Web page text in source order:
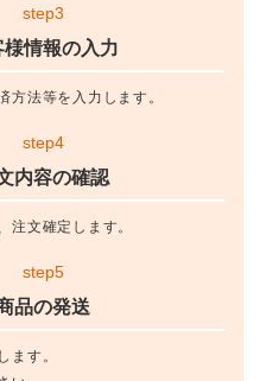
step3
様情報の入力
方法等を入力します。
step4
内容の確認
注文確定します。
step5
品の発送
ます。